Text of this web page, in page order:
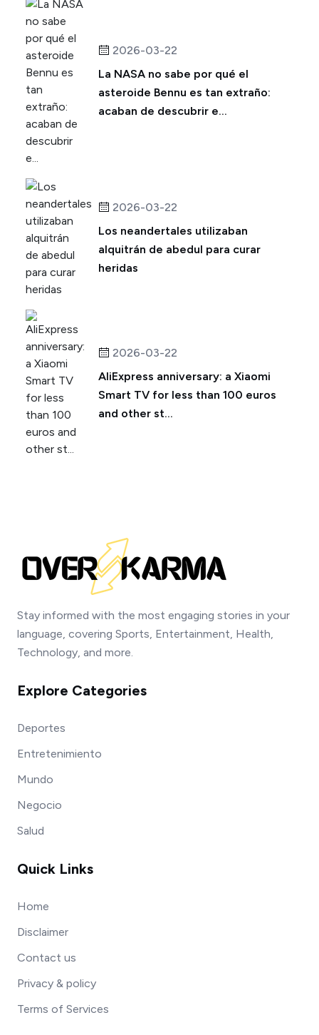
2026-03-22
La NASA no sabe por qué el
asteroide Bennu es tan extraño:
acaban de descubrir e...
2026-03-22
Los neandertales utilizaban
alquitrán de abedul para curar
heridas
2026-03-22
AliExpress anniversary: ​​a Xiaomi
Smart TV for less than 100 euros
and other st...
Stay informed with the most engaging stories in your
language, covering Sports, Entertainment, Health,
Technology, and more.
Explore Categories
Deportes
Entretenimiento
Mundo
Negocio
Salud
Quick Links
Home
Disclaimer
Contact us
Privacy & policy
Terms of Services